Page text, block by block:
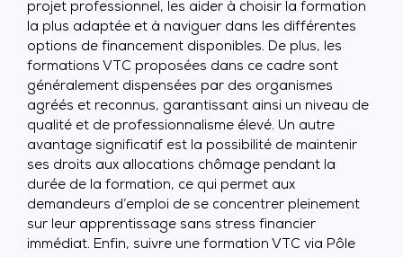
projet professionnel, les aider à choisir la formation
la plus adaptée et à naviguer dans les différentes
options de financement disponibles. De plus, les
formations VTC proposées dans ce cadre sont
généralement dispensées par des organismes
agréés et reconnus, garantissant ainsi un niveau de
qualité et de professionnalisme élevé. Un autre
avantage significatif est la possibilité de maintenir
ses droits aux allocations chômage pendant la
durée de la formation, ce qui permet aux
demandeurs d’emploi de se concentrer pleinement
sur leur apprentissage sans stress financier
immédiat. Enfin, suivre une formation VTC via Pôle